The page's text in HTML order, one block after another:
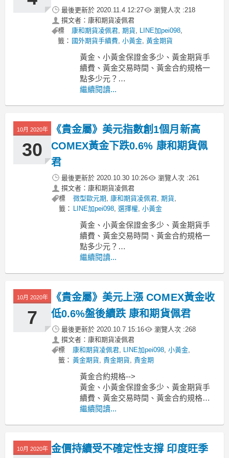
最後更新於 2020.11.4 12:27 瀏覽人次 :218
撰文者：康和期貨凌佩君
標
籤：
康和期貨凌佩君, 期貨, LINE加pei098,
國外期貨手續費, 小黃金, 黃金期貨
黃金、小黃金保證金多少、黃金期貨手
續費、黃金交易時間、黃金合約規格一
點多少元？
-----------------------------------------------------
MoneyDJ新聞 2020-11-04 10:48:18
繼續閱讀...
10月 2020年
30
《貴金屬》美元指數創1個月新高
COMEX黃金下跌0.6% 康和期貨佩
君
最後更新於 2020.10.30 10:26 瀏覽人次 :261
撰文者：康和期貨凌佩君
標
籤：
微型歐元期, 康和期貨凌佩君,期貨,
LINE加pei098,選擇權,小黃金
黃金、小黃金保證金多少、黃金期貨手
續費、黃金交易時間、黃金合約規格一
點多少元？
-----------------------------------------------------
MoneyDJ新聞 2020-10-30 07:24:29
繼續閱讀...
10月 2020年
7
《貴金屬》美元上漲 COMEX黃金收
低0.6%盤後續跌 康和期貨佩君
最後更新於 2020.10.7 15:16 瀏覽人次 :268
撰文者：康和期貨凌佩君
標
籤：
康和期貨凌佩君, LINE加pei098,小黃金,
黃金期貨,貴金期貨,貴金期
黃金合約規格-->
黃金、小黃金保證金多少、黃金期貨手
續費、黃金交易時間、黃金合約規格一
點多少元？
---------------------
繼續閱讀...
10月 2020年 金價持續受不確定性支撐 印度旺季